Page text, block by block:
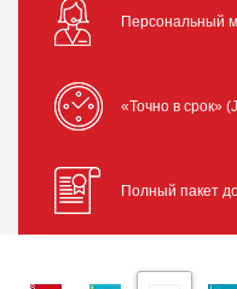
Персональный
«Точно в срок»
Полный пакет